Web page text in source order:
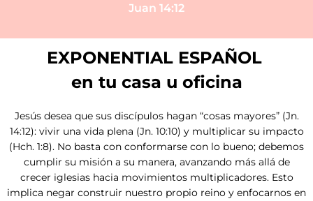
Juan 14:12
EXPONENTIAL ESPAÑOL
en tu casa u oficina
Jesús desea que sus discípulos hagan “cosas mayores” (Jn.
14:12): vivir una vida plena (Jn. 10:10) y multiplicar su impacto
(Hch. 1:8). No basta con conformarse con lo bueno; debemos
cumplir su misión a su manera, avanzando más allá de
crecer iglesias hacia movimientos multiplicadores. Esto
implica negar construir nuestro propio reino y enfocarnos en